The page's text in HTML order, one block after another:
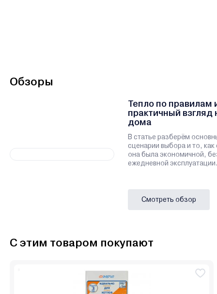
Обзоры
Тепло по правилам
практичный
дома
В статье разберём
сценарии выбора и то,
она была экономичной,
ежедневной
Смотреть обзор
С этим товаром покупают